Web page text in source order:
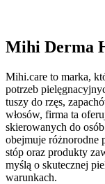
Mihi Derma
Mihi.care to marka,
potrzeb
tuszy do rzęs,
włosów, firma ta
skierowanych do
obejmuje różnorodne
stóp oraz produkty
myślą o skutecznej
warunkach.